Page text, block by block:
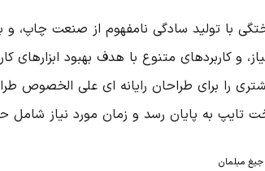
با تولید سادگی نامفهوم از صنعت چاپ، و
و کاربردهای متنوع با هدف بهبود
را برای طراحان رایانه ای علی الخصوص
تایپ به پایان رسد و زمان مورد نیاز شامل
مبلمان